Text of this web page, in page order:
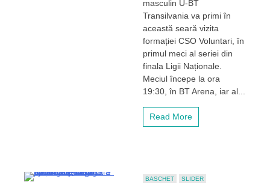
Napoca
înceapă
cu
dreptul
seria
finalei
masculin U-BT
Transilvania va primi în
această seară vizita
formației CSO Voluntari, în
primul meci al seriei din
finala Ligii Naționale.
Meciul începe la ora
19:30, în BT Arena, iar al...
Read More
BASCHET SLIDER